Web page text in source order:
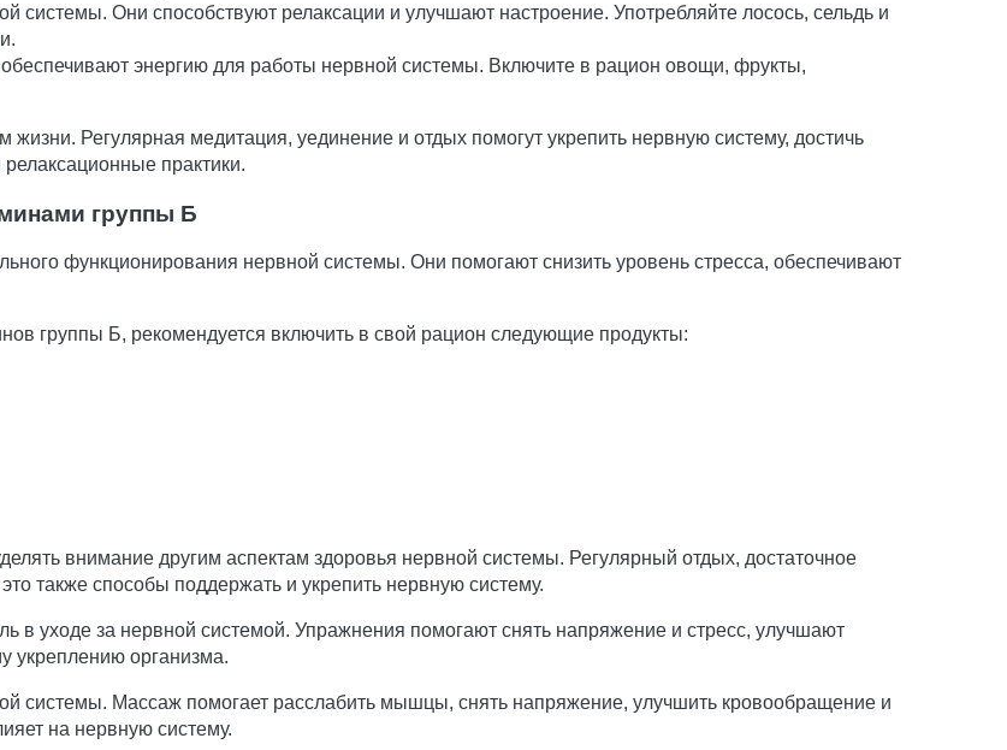
Они способствуют релаксации и улучшают настроение. Употребляйте лосось, сельдь и
энергию для работы нервной системы. Включите в рацион овощи, фрукты,
Регулярная медитация, уединение и отдых помогут укрепить нервную систему, достичь
практики.
группы Б
функционирования нервной системы. Они помогают снизить уровень стресса, обеспечивают
группы Б, рекомендуется включить в свой рацион следующие продукты:
внимание другим аспектам здоровья нервной системы. Регулярный отдых, достаточное
также способы поддержать и укрепить нервную систему.
в уходе за нервной системой. Упражнения помогают снять напряжение и стресс, улучшают
укреплению организма.
системы. Массаж помогает расслабить мышцы, снять напряжение, улучшить кровообращение и
на нервную систему.